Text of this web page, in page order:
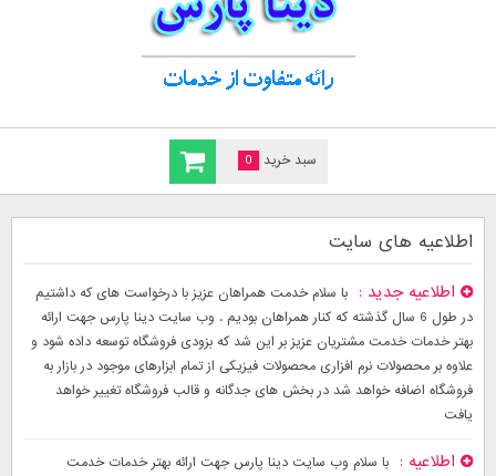
سبد خرید 0
اطلاعیه های سایت
اطلاعیه جدید
با سلام خدمت همراهان عزیز با درخواست های که داشتیم
در طول 6 سال گذشته که کنار همراهان بودیم . وب سایت دینا پارس جهت ارائه
بهتر خدمات خدمت مشتریان عزیز بر این شد که بزودی فروشگاه توسعه داده شود و
علاوه بر محصولات نرم افزاری محصولات فیزیکی از تمام ابزارهای موجود در بازار به
فروشگاه اضافه خواهد شد در بخش های جدگانه و قالب فروشگاه تغییر خواهد
یافت
اطلاعیه
با سلام وب سایت دینا پارس جهت ارائه بهتر خدمات خدمت